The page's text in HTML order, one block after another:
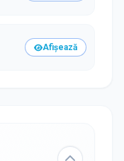
Afișează